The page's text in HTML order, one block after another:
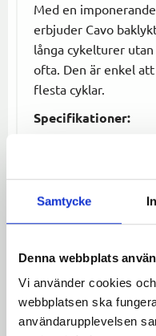
Samtycke
Denna webbplats
Vi använder cookies
webbplatsen ska
användarupplevelsen
Med en
erbjuder Cavo
långa cykelturer
ofta. Den är enkel
flesta cyklar.
Specifikationer:
1
Montering:
Användning:
på cykelturer i
ljusförhållanden.
Cavo baklykta ger
för cyklister som vill